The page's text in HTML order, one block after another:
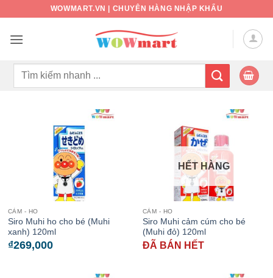
nội
WOWMART.VN | CHUYÊN HÀNG NHẬP KHẨU
Tìm
CẢM - HO
Siro Muhi ho cho bé (Muhi
xanh) 120ml
₫269,000
HẾT HÀNG
CẢM - HO
Siro Muhi cảm cúm cho bé
(Muhi đỏ) 120ml
ĐÃ BÁN HẾT